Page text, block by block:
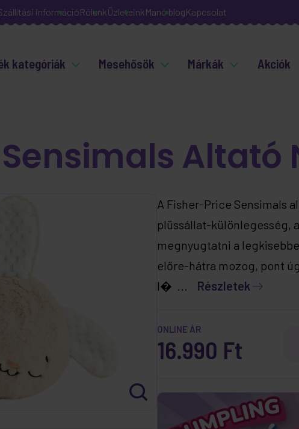
információRólunk Üzleteink Manó blogKapcsolat
kategóriák Mesehősök Márkák Akciók
Altató
A Fisher-Price Sensimals
plüssállat-különlegesség,
megnyugtatni a
előre-hátra mozog, pont
l� ... Részletek
ONLINE ÁR
16.990 Ft